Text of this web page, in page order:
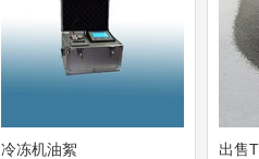
冷冻机油絮 出售